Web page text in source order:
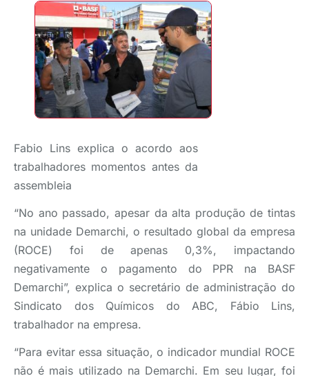
Fabio Lins explica o acordo aos
trabalhadores momentos antes da
assembleia
“No ano passado, apesar da alta produção de tintas
na unidade Demarchi, o resultado global da empresa
(ROCE) foi de apenas 0,3%, impactando
negativamente o pagamento do PPR na BASF
Demarchi”, explica o secretário de administração do
Sindicato dos Químicos do ABC, Fábio Lins,
trabalhador na empresa.
“Para evitar essa situação, o indicador mundial ROCE
não é mais utilizado na Demarchi. Em seu lugar, foi